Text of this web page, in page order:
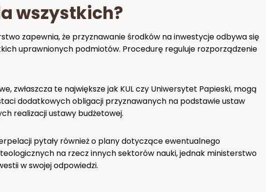
wszystkich?
zapewnia, że przyznawanie środków na inwestycje odbywa się
uprawnionych podmiotów. Procedurę reguluje rozporządzenie
zwłaszcza te największe jak KUL czy Uniwersytet Papieski, mogą
dodatkowych obligacji przyznawanych na podstawie ustaw
realizacji ustawy budżetowej.
pytały również o plany dotyczące ewentualnego
na rzecz innych sektorów nauki, jednak ministerstwo
w swojej odpowiedzi.